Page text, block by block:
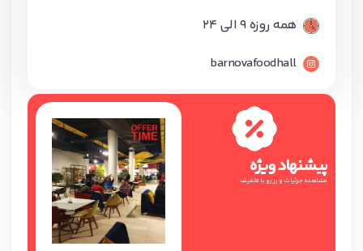
همه روزه 9 الی 24
barnovafoodhall
پیشنهاد ویژه
مشاهده جزئیات و رزرو با تخفیف